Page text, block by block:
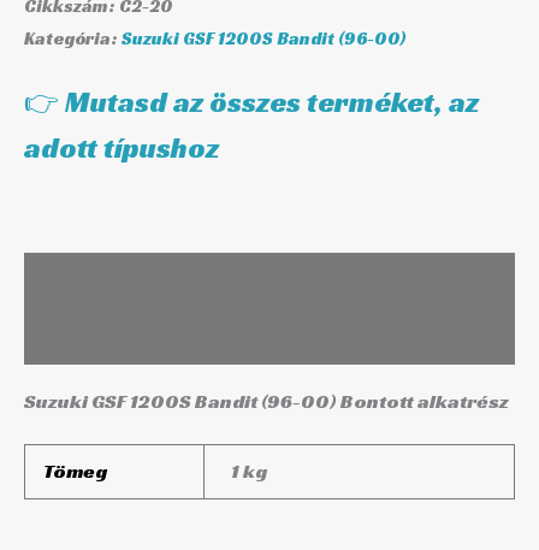
Cikkszám: C2-20
Kategória: Suzuki GSF 1200S Bandit (96-00)
👉 Mutasd az összes terméket, az
adott típushoz
Suzuki GSF 1200S Bandit (96-00) Bontott alkatrész
Tömeg 1 kg